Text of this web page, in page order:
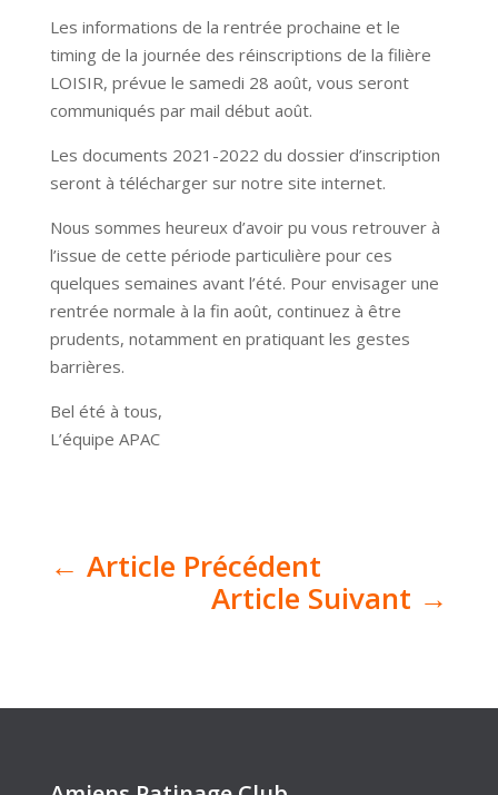
Les informations de la rentrée prochaine et le
timing de la journée des réinscriptions de la filière
LOISIR, prévue le samedi 28 août, vous seront
communiqués par mail début août.
Les documents 2021-2022 du dossier d’inscription
seront à télécharger sur notre site internet.
Nous sommes heureux d’avoir pu vous retrouver à
l’issue de cette période particulière pour ces
quelques semaines avant l’été. Pour envisager une
rentrée normale à la fin août, continuez à être
prudents, notamment en pratiquant les gestes
barrières.
Bel été à tous,
L’équipe APAC
← Article Précédent
Article Suivant →